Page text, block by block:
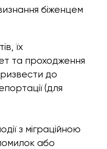
біженцем
їх
та проходження
до
(для
з міграційною
або